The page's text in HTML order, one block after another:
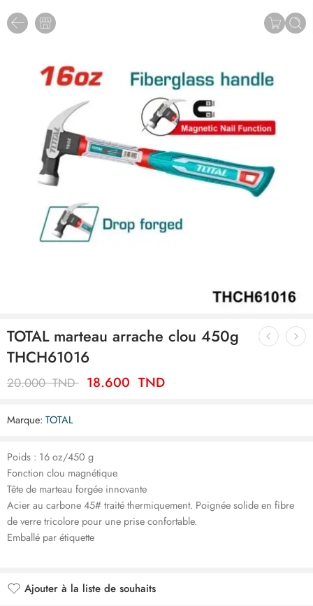
TOTAL marteau arrache clou 450g
THCH61016
20.000TND 18.600 TND
Marque: TOTAL
Poids : 16 oz/450 g
Fonction clou magnétique
Tête de marteau forgée innovante
Acier au carbone 45# traité thermiquement. Poignée solide en fibre
de verre tricolore pour une prise confortable.
Emballé par étiquette
Ajouter à la liste de souhaits